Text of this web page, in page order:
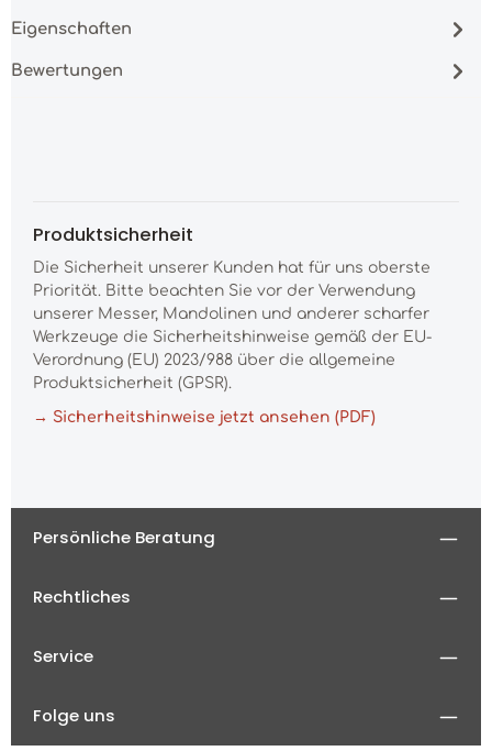
Eigenschaften
Bewertungen
Produktsicherheit
Die Sicherheit unserer Kunden hat für uns oberste
Priorität. Bitte beachten Sie vor der Verwendung
unserer Messer, Mandolinen und anderer scharfer
Werkzeuge die Sicherheitshinweise gemäß der EU-
Verordnung (EU) 2023/988 über die allgemeine
Produktsicherheit (GPSR).
→ Sicherheitshinweise jetzt ansehen (PDF)
Persönliche Beratung
Rechtliches
Service
Folge uns